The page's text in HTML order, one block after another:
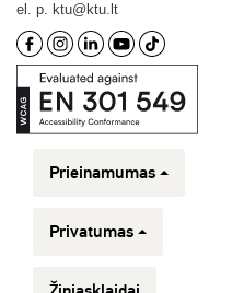
el. p. ktu@ktu.lt
Prieinamumas
Privatumas